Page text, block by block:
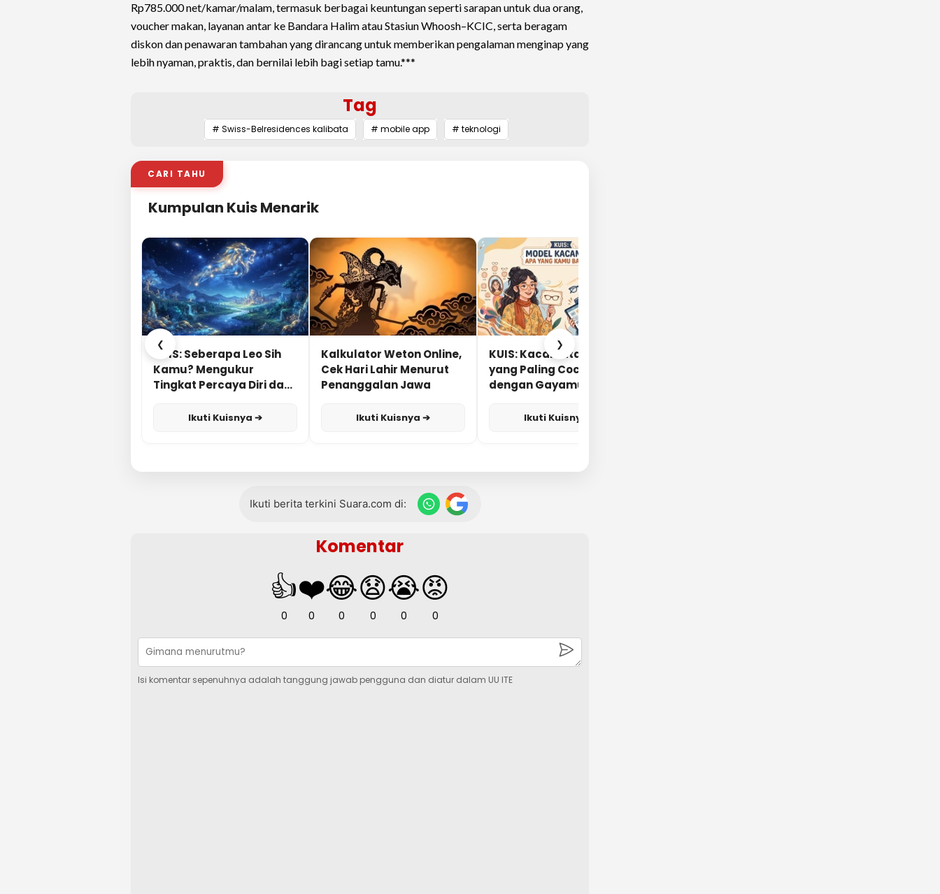
Rp785.000 net/kamar/malam, termasuk berbagai keuntungan seperti sarapan untuk dua orang,
voucher makan, layanan antar ke Bandara Halim atau Stasiun Whoosh–KCIC, serta beragam
diskon dan penawaran tambahan yang dirancang untuk memberikan pengalaman menginap yang
lebih nyaman, praktis, dan bernilai lebih bagi setiap tamu.***
Tag
# Swiss-Belresidences kalibata # mobile app # teknologi
CARI TAHU
Kumpulan Kuis Menarik
❮
KUIS: Seberapa Leo Sih
Kamu? Mengukur
Tingkat Percaya Diri dan
Ikuti Kuisnya ➔
Kalkulator Weton Online,
Cek Hari Lahir Menurut
Penanggalan Jawa
Ikuti Kuisnya ➔
KUIS: Kacamata Apa
yang Paling Cocok
dengan Gayamu?
Ikuti Kuisnya ➔
❯
Ikuti berita terkini Suara.com di:
Komentar
👍
0
❤️
0
😂
0
😧
0
😭
0
😡
0
Isi komentar sepenuhnya adalah tanggung jawab pengguna dan diatur dalam UU ITE